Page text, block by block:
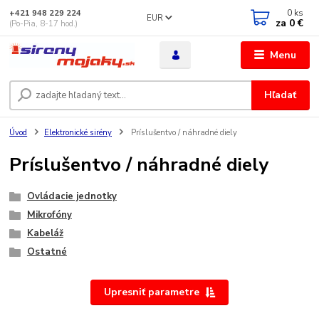
Menu
EUR
Hľadať
+421 948 229 224
(Po-Pia, 8-17 hod.)
0 ks
za 0 €
Úvod Elektronické sirény Príslušentvo / náhradné diely
Príslušentvo / náhradné diely
Ovládacie jednotky
Mikrofóny
Kabeláž
Ostatné
Upresniť parametre